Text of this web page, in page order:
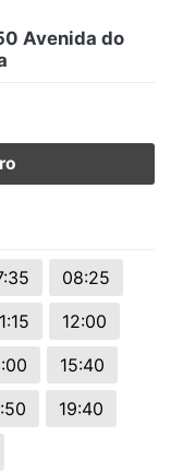
Avenida do
08:25
12:00
15:40
19:40